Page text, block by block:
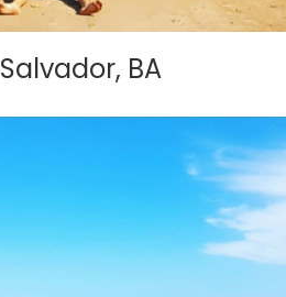
Salvador, BA